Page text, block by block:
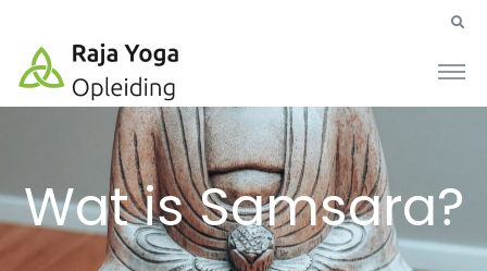
Wat is Samsara?